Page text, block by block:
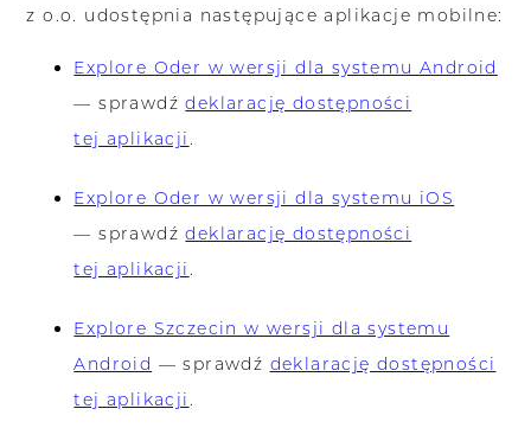
z o.o. udostępnia następujące aplikacje mobilne:
Explore Oder w wersji dla systemu Android
— sprawdźdeklarację dostępności
tej aplikacji.
Explore Oder w wersji dla systemu iOS
— sprawdźdeklarację dostępności
tej aplikacji.
Explore Szczecin w wersji dla systemu
Android — sprawdź deklarację dostępności
tej aplikacji.